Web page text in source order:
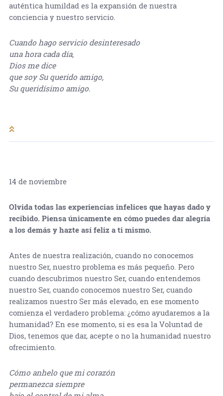
auténtica humildad es la expansión de nuestra
conciencia y nuestro servicio.
Cuando hago servicio desinteresado
una hora cada día,
Dios me dice
que soy Su querido amigo,
Su queridísimo amigo.
14 de noviembre
Olvida todas las experiencias infelices que hayas dado y
recibido. Piensa únicamente en cómo puedes dar alegría
a los demás y hazte así feliz a ti mismo.
Antes de nuestra realización, cuando no conocemos
nuestro Ser, nuestro problema es más pequeño. Pero
cuando descubrimos nuestro Ser, cuando entendemos
nuestro Ser, cuando conocemos nuestro Ser, cuando
realizamos nuestro Ser más elevado, en ese momento
comienza el verdadero problema: ¿cómo ayudaremos a la
humanidad? En ese momento, si es esa la Voluntad de
Dios, tenemos que dar, acepte o no la humanidad nuestro
ofrecimiento.
Cómo anhelo que mi corazón
permanezca siempre